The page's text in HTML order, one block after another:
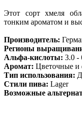
Этот сорт хмеля
тонким ароматом и
Производитель:
Регионы
Альфа-кислоты: 3.0 -
Аромат: Цветочные и
Тип использования:
Стили пива: Lager
Возможные